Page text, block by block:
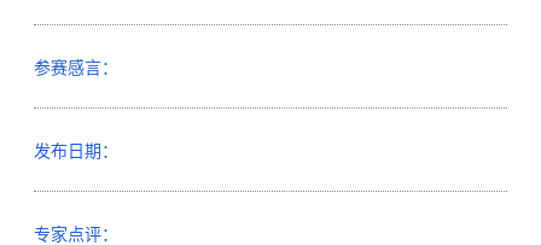
参赛感言：
发布日期：
专家点评：